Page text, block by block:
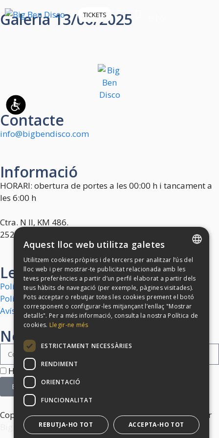
Tingueu
en
un
sistema
d’accessibilitat.
Accessibilitat
TICKETS
Galeria 13/06/2025
Contacte
info@bigbendisco.com
Informació
HORARI: obertura de portes a les 00:00 h i tancament a
les 6:00 h
Ctra. N II, KM 486.
25241 Golmés (Lleida)
Legal
Política de cookies
Política de privacitat
Avís legal
Newsletter
He llegit i accepto la
Enviar
Copyright © BigBenDiscoteca 2024 | Desenvolupat per
Big Bang Tech.
SPANISH
CATALAN
Aquest lloc web utilitza galetes
Utilitzem cookies pròpies i de tercers per analitzar l’ús del
lloc web i per mostrar-te publicitat relacionada amb les
teves preferències a partir d’un perfil elaborat a partir dels
teus hàbits de navegació (per exemple, pàgines visitades).
Pots acceptar o rebutjar totes les cookies prement el botó
corresponent o configurar-les mitjançant l’enllaç "Mostrar
detalls". Per a més informació, consulta la nostra Política de
cookies. Llegir-ne més
ESTRICTAMENT NECESSÀRIES
RENDIMENT
ORIENTACIÓ
FUNCIONALITAT
ACCEPTA-HO TOT
REBUTJA-HO TOT